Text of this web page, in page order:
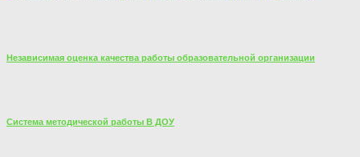
Независимая оценка качества работы образовательной организации
Система методической работы В ДОУ